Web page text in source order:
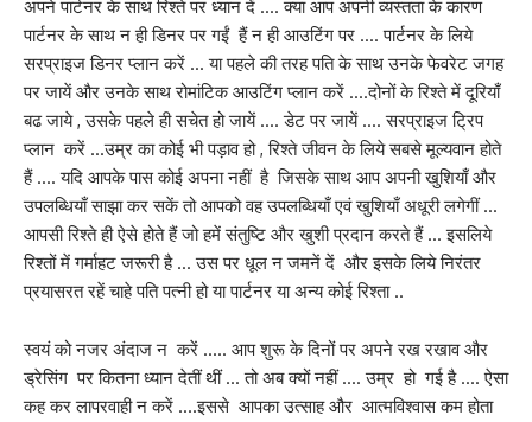
अपने पार्टनर के साथ रिश्ते पर ध्यान दें …. क्या आप अपनी व्यस्तता के कारण
पार्टनर के साथ न ही डिनर पर गईं हैं न ही आउटिंग पर …. पार्टनर के लिये
सरप्राइज डिनर प्लान करें … या पहले की तरह पति के साथ उनके फेवरेट जगह
पर जायें और उनके साथ रोमांटिक आउटिंग प्लान करें ….दोनों के रिश्ते में दूरियाँ
बढ जाये , उसके पहले ही सचेत हो जायें …. डेट पर जायें …. सरप्राइज ट्रिप
प्लान करें …उम्र का कोई भी पड़ाव हो , रिश्ते जीवन के लिये सबसे मूल्यवान होते
हैं …. यदि आपके पास कोई अपना नहीं है जिसके साथ आप अपनी खुशियाँ और
उपलब्धियाँ साझा कर सकें तो आपको वह उपलब्धियाँ एवं खुशियाँ अधूरी लगेगीं …
आपसी रिश्ते ही ऐसे होते हैं जो हमें संतुष्टि और खुशी प्रदान करते हैं … इसलिये
रिश्तों में गर्माहट जरूरी है … उस पर धूल न जमनें दें और इसके लिये निरंतर
प्रयासरत रहें चाहे पति पत्नी हो या पार्टनर या अन्य कोई रिश्ता ..
स्वयं को नजर अंदाज न करें ….. आप शुरू के दिनों पर अपने रख रखाव और
ड्रेसिंग पर कितना ध्यान देतीं थीं … तो अब क्यों नहीं …. उम्र हो गई है …. ऐसा
कह कर लापरवाही न करें ….इससे आपका उत्साह और आत्मविश्वास कम होता